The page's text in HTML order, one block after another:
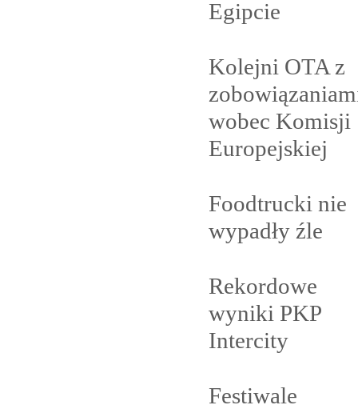
Egipcie
Kolejni OTA z
wobec Komisji
Europejskiej
Foodtrucki nie
wypadły źle
Rekordowe
wyniki PKP
Intercity
Festiwale